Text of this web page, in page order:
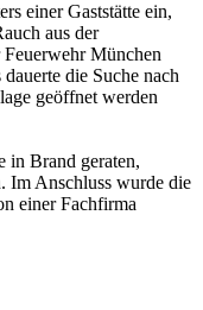
einer Gaststätte ein,
aus der
München
die Suche nach
geöffnet werden
in Brand geraten,
Im Anschluss wurde die
einer Fachfirma